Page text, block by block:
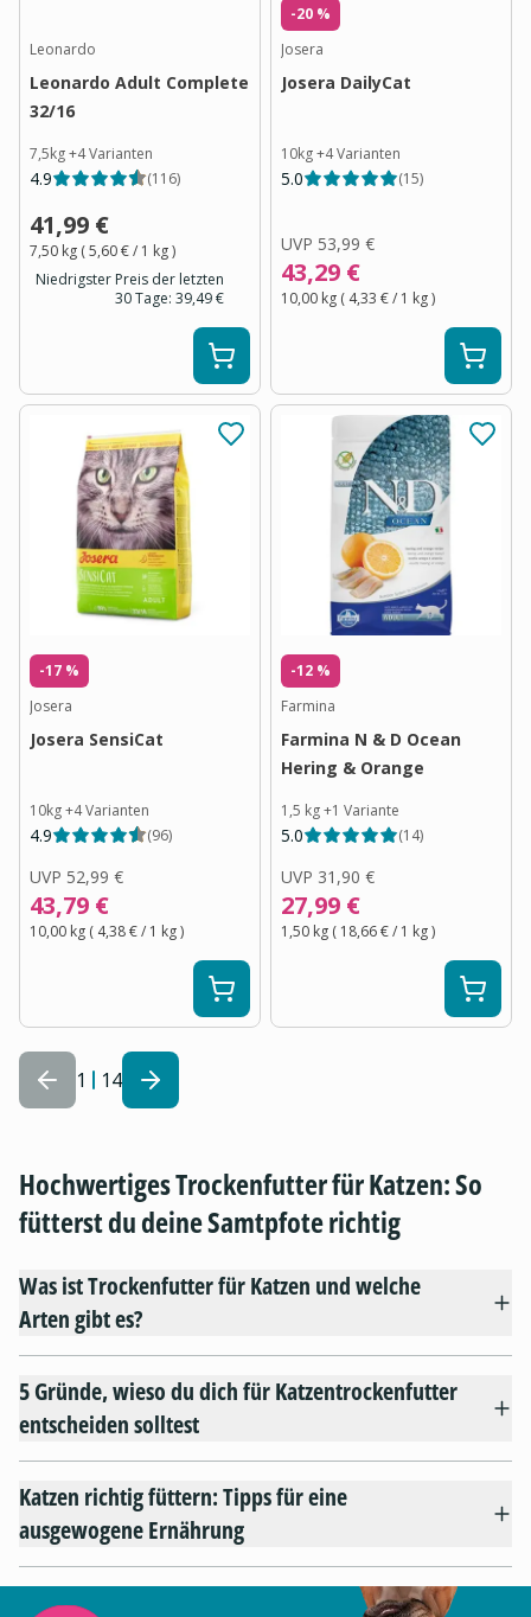
Leonardo
Leonardo Adult Complete
32/16
7,5kg+4Varianten
4.9 (116)
41,99 €
7,50 kg (5,60 €/ 1 kg)
Niedrigster Preis der letzten
30 Tage: 39,49 €
-20 %
Josera
Josera DailyCat
10kg+4Varianten
5.0 (15)
UVP 53,99 €
43,29 €
10,00 kg ( 4,33 €/ 1 kg)
-17 %
Josera
Josera SensiCat
10kg+4Varianten
4.9 (96)
UVP 52,99 €
43,79 €
10,00 kg ( 4,38 €/ 1 kg)
-12 %
Farmina
Farmina N & D Ocean
Hering & Orange
1,5 kg+1 Variante
5.0 (14)
UVP 31,90 €
27,99 €
1,50 kg ( 18,66 €/ 1 kg)
1 14
Hochwertiges Trockenfutter für Katzen: So
fütterst du deine Samtpfote richtig
Was ist Trockenfutter für Katzen und welche
Arten gibt es?
5 Gründe, wieso du dich für Katzentrockenfutter
entscheiden solltest
Katzen richtig füttern: Tipps für eine
ausgewogene Ernährung